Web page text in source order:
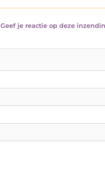
Geef je reactie op deze